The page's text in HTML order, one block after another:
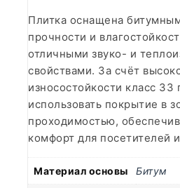
Плитка оснащена
прочности и
отличными звуко- и
свойствами. За счёт
износостойкости класс 33
использовать покрытие в
проходимостью,
комфорт для посетителей
Материал основы Битум